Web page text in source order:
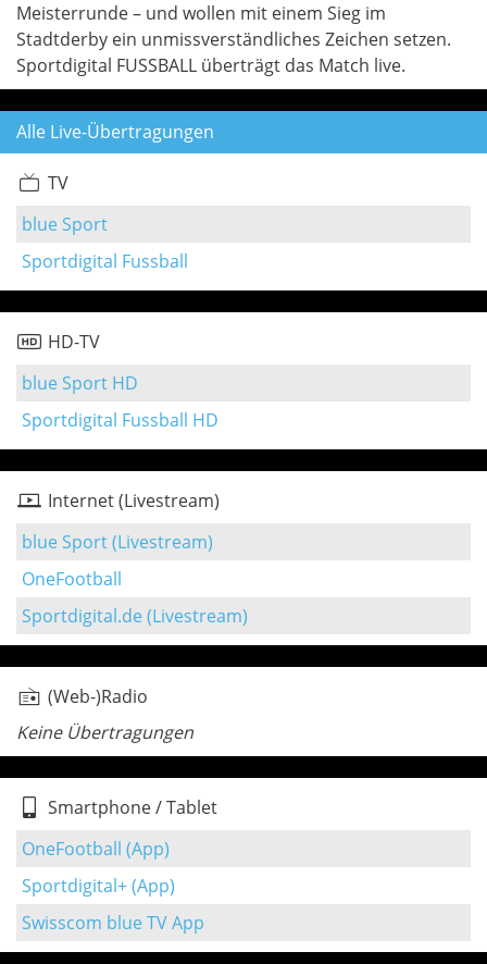
Meisterrunde – und wollen mit einem Sieg im
Stadtderby ein unmissverständliches Zeichen setzen.
Sportdigital FUSSBALL überträgt das Match live.
Alle Live-Übertragungen
TV
blue Sport
Sportdigital Fussball
HD-TV
blue Sport HD
Sportdigital Fussball HD
Internet (Livestream)
blue Sport (Livestream)
OneFootball
Sportdigital.de (Livestream)
(Web-)Radio
Keine Übertragungen
Smartphone / Tablet
OneFootball (App)
Sportdigital+ (App)
Swisscom blue TV App